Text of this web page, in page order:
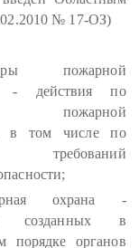
№ 17-ОЗ)
пожарной
- действия по
пожарной
в том числе по
требований
охрана -
созданных в
порядке органов